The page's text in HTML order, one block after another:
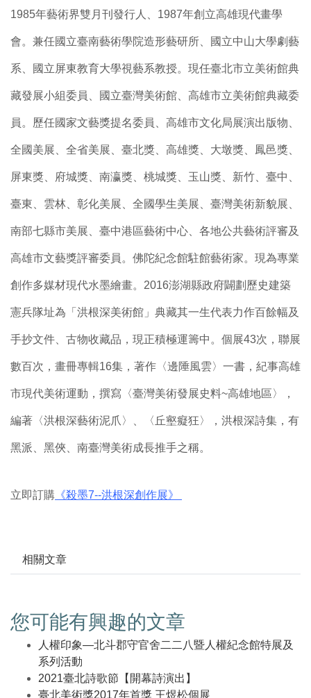
1985年藝術界雙月刊發行人、1987年創立高雄現代畫學
會。兼任國立臺南藝術學院造形藝研所、國立中山大學劇藝
系、國立屏東教育大學視藝系教授。現任臺北市立美術館典
藏發展小組委員、國立臺灣美術館、高雄市立美術館典藏委
員。歷任國家文藝獎提名委員、高雄市文化局展演出版物、
全國美展、全省美展、臺北獎、高雄獎、大墩獎、鳳邑獎、
屏東獎、府城獎、南瀛獎、桃城獎、玉山獎、新竹、臺中、
臺東、雲林、彰化美展、全國學生美展、臺灣美術新貌展、
南部七縣市美展、臺中港區藝術中心、各地公共藝術評審及
高雄市文藝獎評審委員。佛陀紀念館駐館藝術家。現為專業
創作多媒材現代水墨繪畫。2016澎湖縣政府闢劃歷史建築
憲兵隊址為「洪根深美術館」典藏其一生代表力作百餘幅及
手抄文件、古物收藏品，現正積極運籌中。個展43次，聯展
數百次，畫冊專輯16集，著作〈邊陲風雲〉一書，紀事高雄
市現代美術運動，撰寫〈臺灣美術發展史料~高雄地區〉，
編著〈洪根深藝術泥爪〉、〈丘壑癡狂〉，洪根深詩集，有
黑派、黑俠、南臺灣美術成長推手之稱。
立即訂購 《殺墨7--洪根深創作展》
相關文章
您可能有興趣的文章
人權印象—北斗郡守官舍二二八暨人權紀念館特展及
系列活動
2021臺北詩歌節【開幕詩演出】
臺北美術獎2017年首獎 王煜松個展